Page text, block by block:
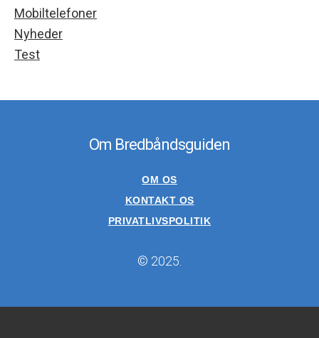
Mobiltelefoner
Nyheder
Test
Om Bredbåndsguiden
OM OS
KONTAKT OS
PRIVATLIVSPOLITIK
© 2025.